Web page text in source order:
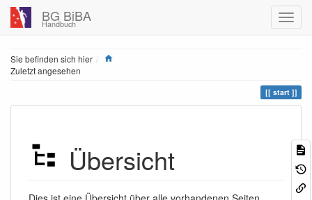
BG BiBA
Handbuch
Sie befinden sich hier
Zuletzt angesehen
start
Übersicht